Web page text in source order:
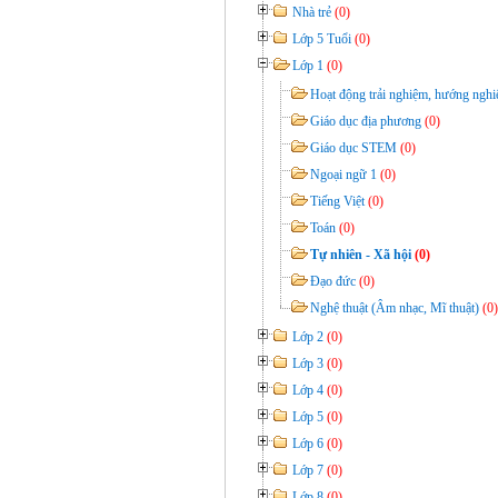
Nhà trẻ (0)
Lớp 5 Tuổi (0)
Lớp 1 (0)
Hoạt động trải nghiệm, hướng
Giáo dục địa phương (0)
Giáo dục STEM (0)
Ngoại ngữ 1 (0)
Tiếng Việt(0)
Toán (0)
Tự nhiên - Xã hội (0)
Đạo đức (0)
Nghệ thuật (Âm nhạc, Mĩ thuật) (0)
Lớp 2 (0)
Lớp 3 (0)
Lớp 4 (0)
Lớp 5 (0)
Lớp 6 (0)
Lớp 7 (0)